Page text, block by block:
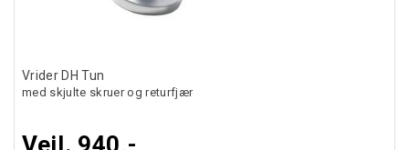
Vrider DH Tun
med skjulte skruer og returfjær